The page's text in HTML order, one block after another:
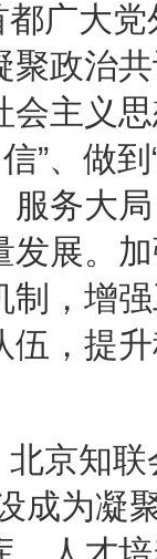
广大党
聚政治
主义
”、做
服务大
发展。
制，增
伍，提
知联
成为凝